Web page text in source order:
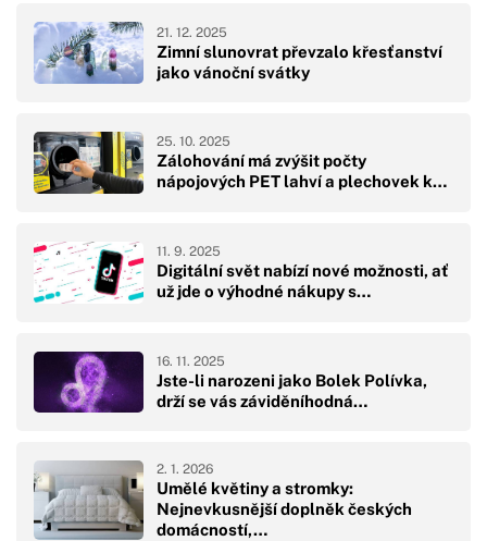
Zimní slunovrat převzalo křesťanství
jako vánoční svátky
21. 12. 2025
Zálohování má zvýšit počty
nápojových PET lahví a plechovek k…
25. 10. 2025
Digitální svět nabízí nové možnosti, ať
už jde o výhodné nákupy s…
11. 9. 2025
Jste-li narozeni jako Bolek Polívka,
drží se vás záviděníhodná…
16. 11. 2025
Umělé květiny a stromky:
Nejnevkusnější doplněk českých
domácností,…
2. 1. 2026